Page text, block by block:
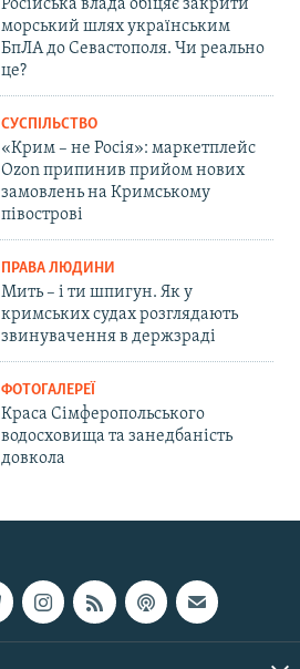
Російська влада обіцяє закрити
морський шлях українським
БпЛА до Севастополя. Чи реально
це?
СУСПІЛЬСТВО
«Крим – не Росія»: маркетплейс
Ozon припинив прийом нових
замовлень на Кримському
півострові
ПРАВА ЛЮДИНИ
Мить – і ти шпигун. Як у
кримських судах розглядають
звинувачення в держзраді
ФОТОГАЛЕРЕЇ
Краса Сімферопольського
водосховища та занедбаність
довкола